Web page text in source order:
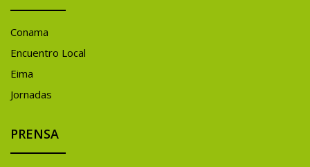
Conama
Encuentro Local
Eima
Jornadas
PRENSA